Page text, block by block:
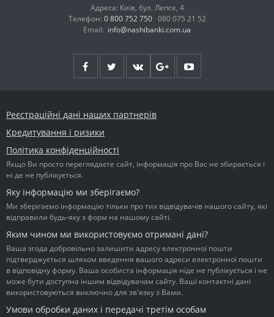
Адреса: Київ, бул. Лепсе, 4
Телефон: 0 800 752 750 080 075 21 52
Email: info@nashibanki.com.ua
Реєстраційні дані наших партнерів
Кредитування і ризики
Політика конфіденційності
Якщо Ви просто переглядаєте сайт, інформація про Вас не збирається і
ні де не публікується.
Яку інформацію ми зберігаємо?
Ми зберігаємо інформацію тільки про тих відвідувачів нашого сайту, які
відправили будь-яку з форм на нашому сайті.
Яким чином ми використовуємо отримані дані?
Ваша згода добровільно залишити адресу електронної пошти
підтверджується шляхом введення вашого адреси електронної пошти
в відповідну форму. Ваша особиста інформація ніде не публікується і не
може бути доступна іншим відвідувачам сайту. Ваші контактні дані
використовуються виключно для зв'язку з Вами.
Умови обробки даних і передачі третім особам